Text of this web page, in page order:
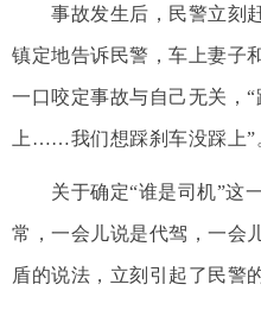
事故发生后，民警立刻赶
镇定地告诉民警，车上妻子
一口咬定事故与自己无关，
上……我们想踩刹车没踩上”
关于确定“谁是司机”这一
常，一会儿说是代驾，一会
盾的说法，立刻引起了民警